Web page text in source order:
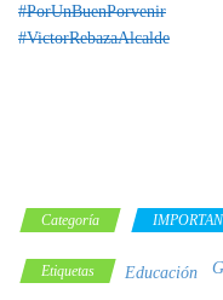
#PorUnBuenPorvenir
#VictorRebazaAlcalde
Categoría
Etiquetas Educación